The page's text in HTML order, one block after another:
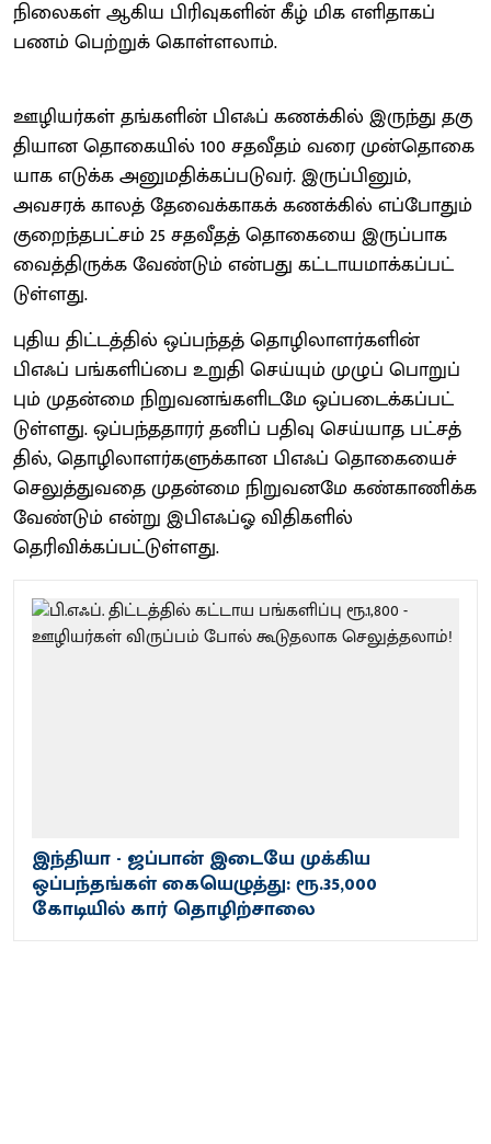
நிலைகள் ஆகிய பிரிவு​களின் கீழ் மிக எளி​தாகப்
பணம் பெற்​றுக் கொள்​ளலாம்.
ஊழியர்​கள் தங்​களின் பிஎஃப் கணக்​கில் இருந்து தகு​
தி​யான தொகை​யில் 100 சதவீதம் வரை முன்​தொகை​
யாக எடுக்க அனு​ம​திக்​கப்​படு​வர். இருப்​பினும்,
அவசரக் காலத் தேவைக்​காகக் கணக்​கில் எப்​போதும்
குறைந்​த​பட்​சம் 25 சதவீதத் தொகையை இருப்​பாக
வைத்​திருக்க வேண்​டும் என்​பது கட்​டாய​மாக்​கப்​பட்​
டுள்​ளது.
புதிய திட்​டத்​தில் ஒப்​பந்​தத் தொழிலா​ளர்​களின்
பிஎஃப் பங்​களிப்பை உறுதி செய்​யும் முழுப் பொறுப்​
பும் முதன்மை நிறு​வனங்​களிடமே ஒப்​படைக்​கப்​பட்​
டுள்​ளது. ஒப்​பந்​த​தா​ரர் தனிப் பதிவு செய்​யாத பட்​சத்​
தில், தொழிலா​ளர்​களுக்​கான பிஎஃப் தொகை​யைச்
செலுத்​து​வதை முதன்மை நிறு​வனமே கண்​காணிக்க
வேண்​டும் என்று இபிஎஃப்ஓ விதிகளில்
தெரிவிக்கப்பட்டுள்ளது.
இந்தியா - ஜப்பான் இடையே முக்கிய
ஒப்பந்தங்கள் கையெழுத்து: ரூ.35,000
கோடியில் கார் தொழிற்சாலை